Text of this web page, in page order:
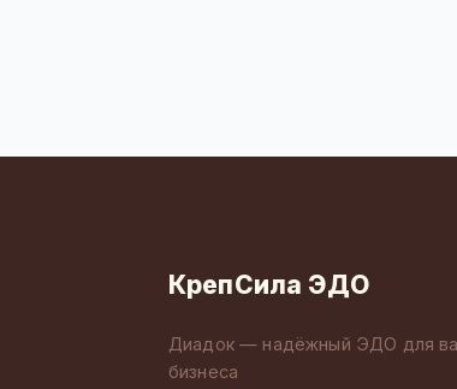
КрепСила ЭДО
Диадок — надёжный ЭДО для
бизнеса